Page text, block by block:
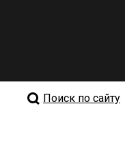
Поиск по сайту